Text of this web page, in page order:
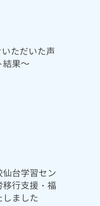
ただいた声
結果～
仙台学習セン
行支援・福
ました